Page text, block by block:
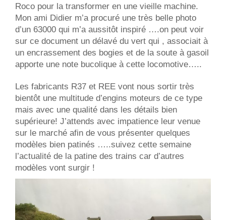
Roco pour la transformer en une vieille machine.
Mon ami Didier m’a procuré une très belle photo
d’un 63000 qui m’a aussitôt inspiré ….on peut voir
sur ce document un délavé du vert qui , associait à
un encrassement des bogies et de la soute à gasoil
apporte une note bucolique à cette locomotive…..
Les fabricants R37 et REE vont nous sortir très
bientôt une multitude d’engins moteurs de ce type
mais avec une qualité dans les détails bien
supérieure! J’attends avec impatience leur venue
sur le marché afin de vous présenter quelques
modèles bien patinés …..suivez cette semaine
l’actualité de la patine des trains car d’autres
modèles vont surgir !